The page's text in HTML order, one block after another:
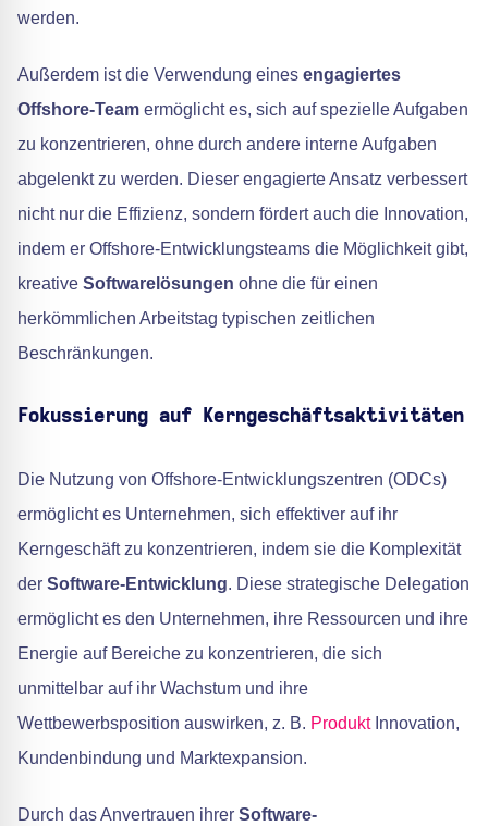
werden.
Außerdem ist die Verwendung eines engagiertes
Offshore-Team ermöglicht es, sich auf spezielle Aufgaben
zu konzentrieren, ohne durch andere interne Aufgaben
abgelenkt zu werden. Dieser engagierte Ansatz verbessert
nicht nur die Effizienz, sondern fördert auch die Innovation,
indem er Offshore-Entwicklungsteams die Möglichkeit gibt,
kreative Softwarelösungen ohne die für einen
herkömmlichen Arbeitstag typischen zeitlichen
Beschränkungen.
Fokussierung auf Kerngeschäftsaktivitäten
Die Nutzung von Offshore-Entwicklungszentren (ODCs)
ermöglicht es Unternehmen, sich effektiver auf ihr
Kerngeschäft zu konzentrieren, indem sie die Komplexität
der Software-Entwicklung. Diese strategische Delegation
ermöglicht es den Unternehmen, ihre Ressourcen und ihre
Energie auf Bereiche zu konzentrieren, die sich
unmittelbar auf ihr Wachstum und ihre
Wettbewerbsposition auswirken, z. B. ProduktInnovation,
Kundenbindung und Marktexpansion.
Durch das Anvertrauen ihrer Software-